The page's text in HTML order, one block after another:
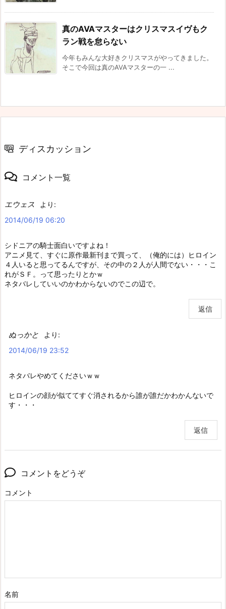
真のAVAマスターはクリスマスイヴもク
ラン戦を怠らない
今年もみんな大好きクリスマスがやってきました。
そこで今回は真のAVAマスターの一 ...
ディスカッション
コメント一覧
エウェス
より:
2014/06/19 06:20
シドニアの騎士面白いですよね！
アニメ見て、すぐに原作最新刊まで買って、（俺的には）ヒロイン
４人いると思ってるんですが、その中の２人が人間でない・・・こ
れがＳＦ。って思ったりとかｗ
ネタバレしていいのかわからないのでこの辺で。
返信
ぬっかと
より:
2014/06/19 23:52
ネタバレやめてくださいｗｗ
ヒロインの顔が似ててすぐ消されるから誰が誰だかわかんないで
す・・・
返信
コメントをどうぞ
コメント
名前